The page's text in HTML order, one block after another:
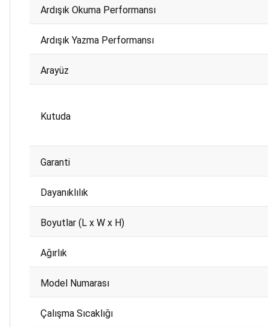
Ardışık Okuma Performansı
Ardışık Yazma Performansı
Arayüz
Kutuda
Garanti
Dayanıklılık
Boyutlar (L x W x H)
Ağırlık
Model Numarası
Çalışma Sıcaklığı